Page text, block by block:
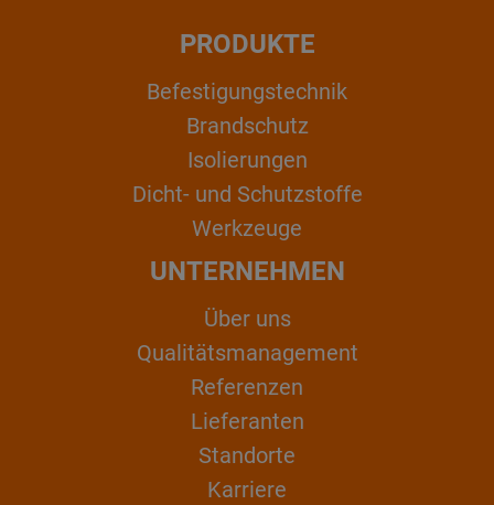
PRODUKTE
Befestigungstechnik
Brandschutz
Isolierungen
Dicht- und Schutzstoffe
Werkzeuge
UNTERNEHMEN
Über uns
Qualitätsmanagement
Referenzen
Lieferanten
Standorte
Karriere